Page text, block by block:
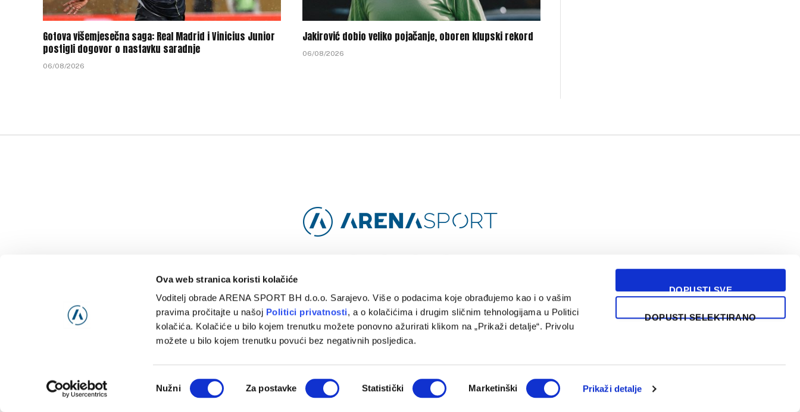
Ova web stranica koristi kolačiće
Voditelj obrade ARENA SPORT BH d.o.o. Sarajevo. Više o podacima koje obrađujemo kao i o vašim
pravima pročitajte u našoj Politici privatnosti, a o kolačićima i drugim sličnim tehnologijama u Politici
kolačića. Kolačiće u bilo kojem trenutku možete ponovno ažurirati klikom na „Prikaži detalje“. Privolu
možete u bilo kojem trenutku povući bez negativnih posljedica.
Selection
Nužni Za postavke Statistički Marketinški Prikaži detalje
DOPUSTI SVE
DOPUSTI SELEKTIRANO
Gotova višemjesečna saga: Real Madrid i Vinicius Junior
postigli dogovor o nastavku saradnje
06/08/2026
Jakirović dobio veliko pojačanje, oboren klupski rekord
06/08/2026
NAJNOVIJE POLITIKA PRIVATNOSTI
© 2024 Arena Sport. Designed by